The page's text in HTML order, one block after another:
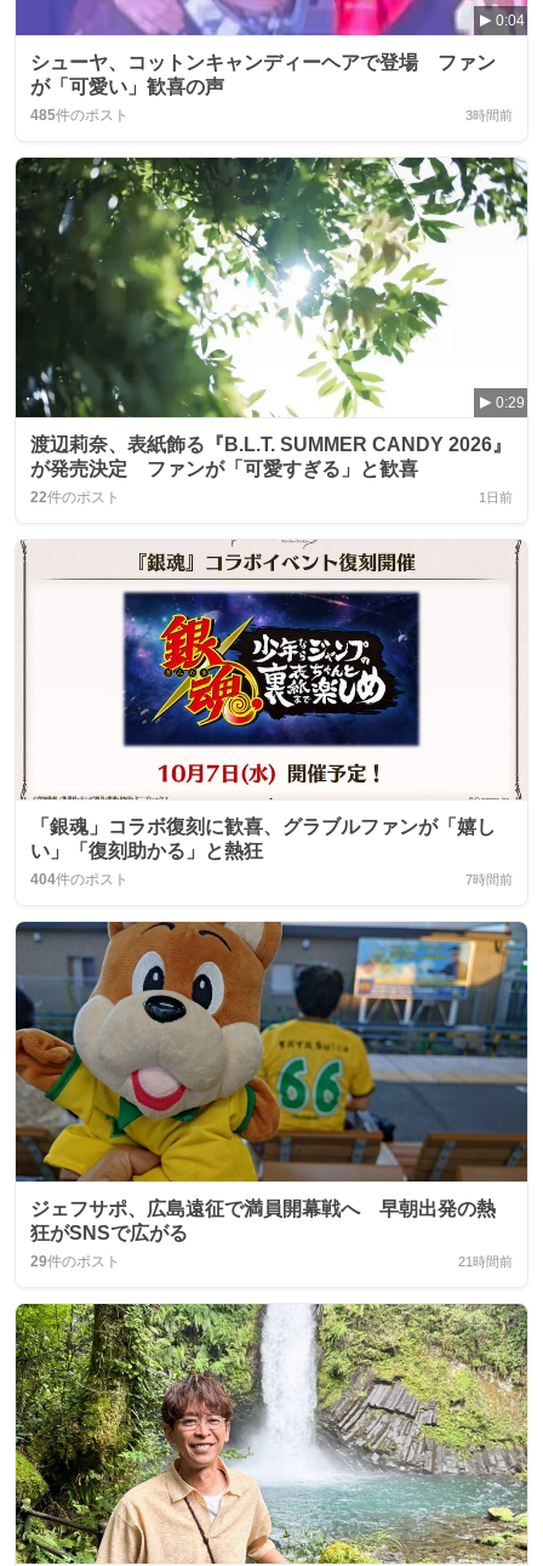
0:04
シューヤ、コットンキャンディーヘアで登場 ファン
が「可愛い」歓喜の声
485件のポスト 3時間前
0:29
渡辺莉奈、表紙飾る『B.L.T. SUMMER CANDY 2026』
が発売決定 ファンが「可愛すぎる」と歓喜
22件のポスト 1日前
「銀魂」コラボ復刻に歓喜、グラブルファンが「嬉し
い」「復刻助かる」と熱狂
404件のポスト 7時間前
ジェフサポ、広島遠征で満員開幕戦へ 早朝出発の熱
狂がSNSで広がる
29件のポスト 21時間前